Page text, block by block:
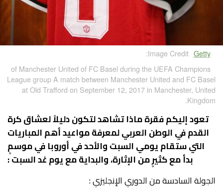
Image Credit: Getty
of Manchester United of FC Basel during the UEFA Champions
League group A match between Manchester United and FC Basel
at Old Trafford on September 12, 2017 in Manchester, United
Kingdom.
تعود إليكم فقرة ماذا تشاهد لتكون دليلاً لعشاق كرة
القدم في الوطن العربي لمعرفة مواعيد أهم المباريات
التي ستقام يومي السبت والأحد في أوروبا في موسمٍ
بدأ مع كثيرٍ من الإثارة، والبداية مع يوم غد السبت :
الجولة السادسة من الدوري الإنجليزي :